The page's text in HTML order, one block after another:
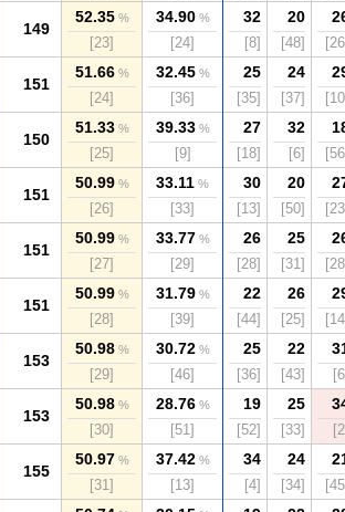
149
52.35%
[23]
34.90%
[24]
32
[8]
20
[48]
151
51.66%
[24]
32.45%
[36]
25
[35]
24
[37]
150
51.33%
[25]
39.33%
[9]
27
[18]
32
[6]
151
50.99%
[26]
33.11 %
[33]
30
[13]
20
[50]
151
50.99%
[27]
33.77%
[29]
26
[28]
25
[31]
151
50.99%
[28]
31.79%
[39]
22
[44]
26
[25]
153
50.98%
[29]
30.72%
[46]
25
[36]
22
[43]
153
50.98%
[30]
28.76%
[51]
19
[52]
25
[33]
155
50.97%
[31]
37.42%
[13]
34
[4]
24
[34]